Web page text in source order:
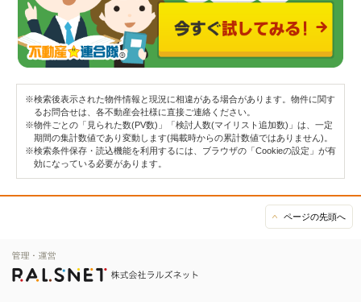
※検索後表示された物件情報と現況に相違がある場合があります。物件に関す
るお問合せは、各不動産会社様に直接ご連絡ください。
※物件ごとの「見られた数(PV数)」「検討人数(マイリスト追加数)」は、一定
期間の集計数値であり変動します(掲載時からの累計数値ではありません)。
※検索条件保存・読込機能を利用するには、ブラウザの「Cookieの設定」が有
効になっている必要があります。
ページの先頭へ